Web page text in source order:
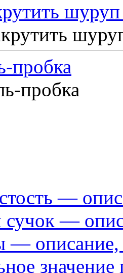
пробка
—
сучок —
— описание,
значение